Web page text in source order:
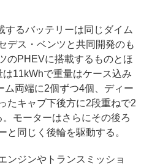
るバッテリーは同じダイム
デス・ベンツと共同開発のも
のPHEVに搭載するものとほ
11kWhで重量はケース込み
ム両端に2個ずつ4個、ディー
たキャブ下後方に2段重ねで2
モーターはさらにその後ろ
と同じく後輪を駆動する。
ジンやトランスミッショ